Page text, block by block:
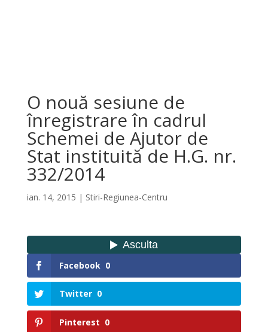
O nouă sesiune de
înregistrare în cadrul
Schemei de Ajutor de
Stat instituită de H.G. nr.
332/2014
ian. 14, 2015 | Stiri-Regiunea-Centru
Facebook 0
Twitter 0
Pinterest 0